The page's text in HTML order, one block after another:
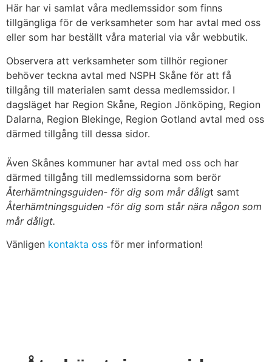
Här har vi samlat våra medlemssidor som finns
tillgängliga för de verksamheter som har avtal med oss
eller som har beställt våra material via vår webbutik.
Observera att verksamheter som tillhör regioner
behöver teckna avtal med NSPH Skåne för att få
tillgång till materialen samt dessa medlemssidor. I
dagsläget har Region Skåne, Region Jönköping, Region
Dalarna, Region Blekinge, Region Gotland avtal med oss
därmed tillgång till dessa sidor.
Även Skånes kommuner har avtal med oss och har
därmed tillgång till medlemssidorna som berör
Återhämtningsguiden- för dig som mår dåligt samt
Återhämtningsguiden -för dig som står nära någon som
mår dåligt.
Vänligen kontakta oss för mer information!